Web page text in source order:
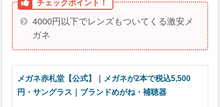
4000円以下でレンズもついてくる激安メ
ガネ
メガネ赤札堂【公式】｜メガネが2本で税込5,500
円・サングラス｜ブランドめがね・補聴器